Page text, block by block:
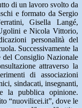
di un lavoro svolto da
e formato da Sergio
Gisella Langé,
e Nicola Vittorio,
personalità del
Successivamente la
del Consiglio Nazionale
attraverso la
di associazioni
sindacati, insegnanti,
la pubblica opinione.
“nuovilicei.it”, dove le